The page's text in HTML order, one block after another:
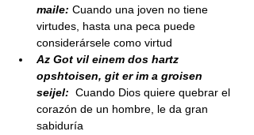
maile: Cuando una joven no tiene
virtudes, hasta una peca puede
considerársele como virtud
Az Got vil einem dos hartz
opshtoisen, git er im a groisen
seijel: Cuando Dios quiere quebrar el
corazón de un hombre, le da gran
sabiduría